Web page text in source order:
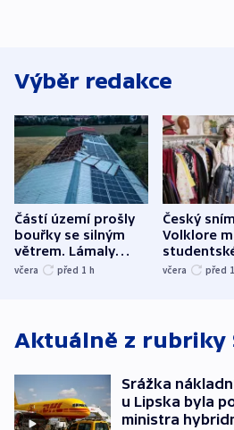
Výběr redakce
Částí území prošly
bouřky se silným
větrem. Lámaly
stromy a poničily
včera před 1 h
Český
Volklore
Oscara,
včera před 1
Aktuálně z rubriky
Srážka
u Lipska byla
ministra